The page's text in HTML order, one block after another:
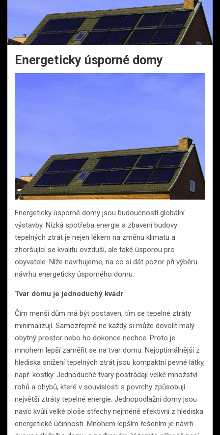
Energeticky úsporné domy
Energeticky úsporné domy jsou budoucností globální
výstavby. Nízká spotřeba energie a zbavení budovy
tepelných ztrát je nejen lékem na změnu klimatu a
zhoršující se kvalitu ovzduší, ale také úsporou pro
obyvatele. Níže navrhujeme, na co si dát pozor při výběru
návrhu energeticky úsporného domu.
Tvar domu je jednoduchý kvádr
Čím menší dům má být postaven, tím se tepelné ztráty
minimalizují. Samozřejmě ne každý si může dovolit malý
obytný prostor nebo ho dokonce nechce. Proto je
mnohem lepší zaměřit se na tvar domu. Nejoptimálnější z
hlediska snížení tepelných ztrát jsou kompaktní pevné látky,
např. kostky. Jednoduché tvary postrádají velké množství
rohů a ohybů, které v souvislosti s povrchy způsobují
největší ztráty tepelné energie. Jednopodlažní domy jsou
navíc kvůli velké ploše střechy nejméně efektivní z hlediska
energetické účinnosti. Mnohem lepším řešením je návrh